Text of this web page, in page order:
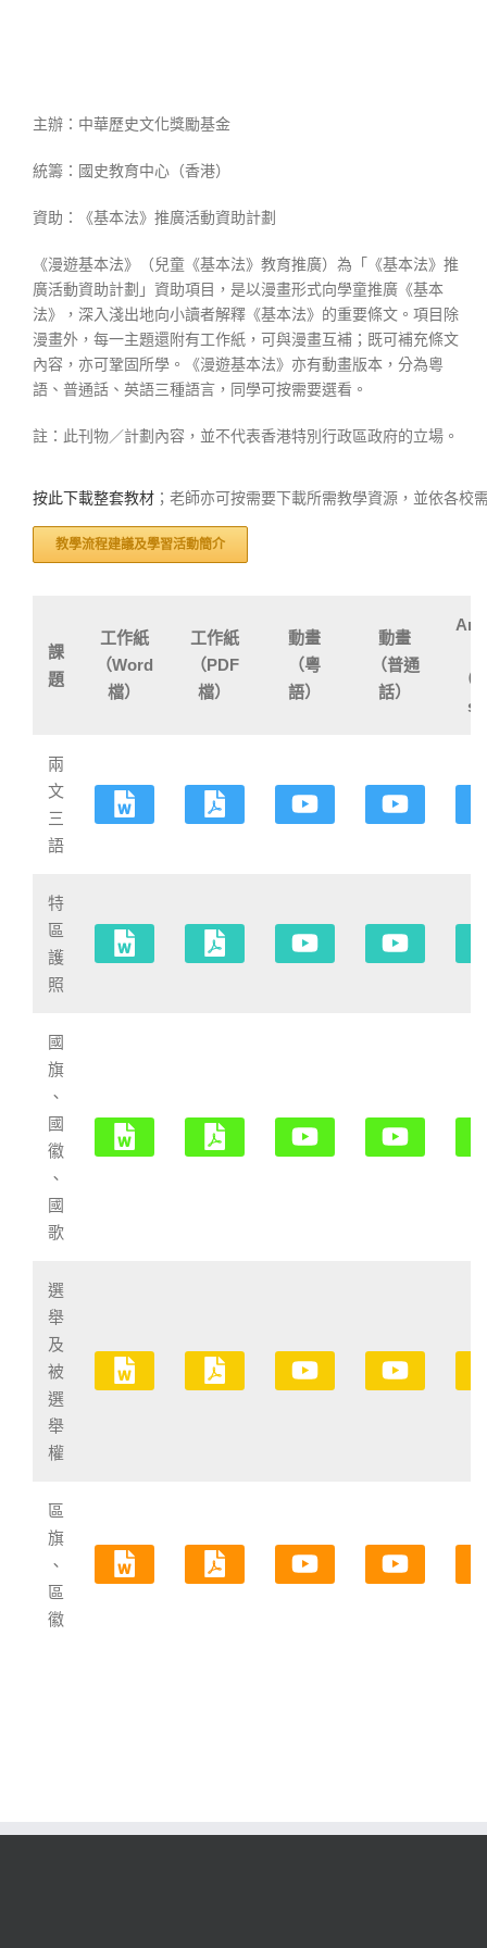
主辦：中華歷史文化獎勵基金
統籌：國史教育中心（香港）
資助：《基本法》推廣活動資助計劃
《漫遊基本法》（兒童《基本法》教育推廣）為「《基本法》推
廣活動資助計劃」資助項目，是以漫畫形式向學童推廣《基本
法》，深入淺出地向小讀者解釋《基本法》的重要條文。項目除
漫畫外，每一主題還附有工作紙，可與漫畫互補；既可補充條文
內容，亦可鞏固所學。《漫遊基本法》亦有動畫版本，分為粵
語、普通話、英語三種語言，同學可按需要選看。
註：此刊物／計劃內容，並不代表香港特別行政區政府的立場。
按此下載整套教材；老師亦可按需要下載所需教學資源，並依各校
教學流程建議及學習活動簡介
課
題
工作紙
（Word
檔）
工作紙
（PDF
檔）
動畫
（粵
語）
動畫
（普通
話）
（
兩
文
三
語
特
區
護
照
國
旗
、
國
徽
、
國
歌
選
舉
及
被
選
舉
權
區
旗
、
區
徽